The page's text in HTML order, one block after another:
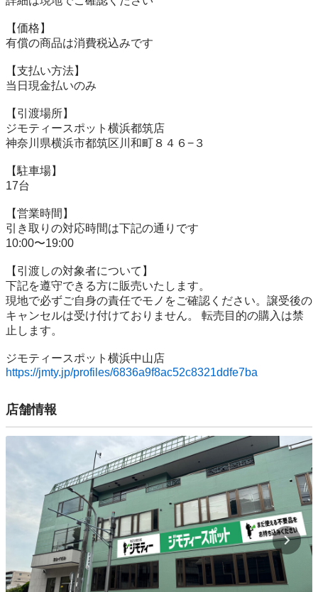
【価格】
有償の商品は消費税込みです
【⽀払い⽅法】
当⽇現⾦払いのみ
【引渡場所】
ジモティースポット横浜都筑店
神奈川県横浜市都筑区川和町８４６−３
【駐⾞場】
17台
【営業時間】
引き取りの対応時間は下記の通りです
10:00〜19:00
【引渡しの対象者について】
下記を遵守できる⽅に販売いたします。
現地で必ずご⾃⾝の責任でモノをご確認ください。譲受後の
キャンセルは受け付けておりません。 転売⽬的の購⼊は禁
⽌します。
https://jmty.jp/profiles/6836a9f8ac52c8321ddfe7ba
店舗情報